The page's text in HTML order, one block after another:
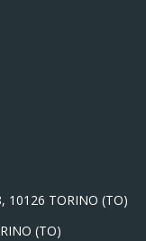
10126 TORINO (TO)
(TO)